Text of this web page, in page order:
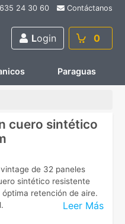
635 24 30 60 Contáctanos
Login 0
Paraguas
cuero sintético
Leer Más
de 32 paneles
sintético resistente
retención de aire.